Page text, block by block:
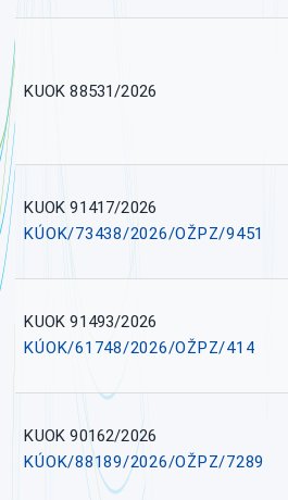
KUOK 88531/2026
KUOK 91417/2026
KÚOK/73438/2026/OŽPZ/9451
KUOK 91493/2026
KÚOK/61748/2026/OŽPZ/414
KUOK 90162/2026
KÚOK/88189/2026/OŽPZ/7289